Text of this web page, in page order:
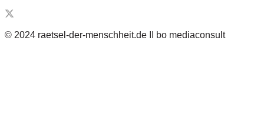
© 2024 raetsel-der-menschheit.de II bo mediaconsult